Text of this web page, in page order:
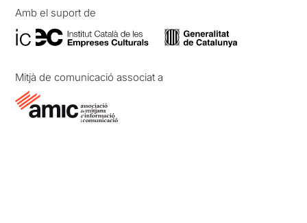
Amb el suport de
Mitjà de comunicació associat a